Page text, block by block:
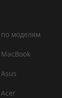
моделям